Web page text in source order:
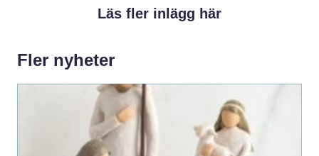
Läs fler inlägg här
Fler nyheter